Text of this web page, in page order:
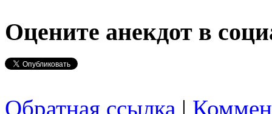
Оцените анекдот в
Обратная ссылка |